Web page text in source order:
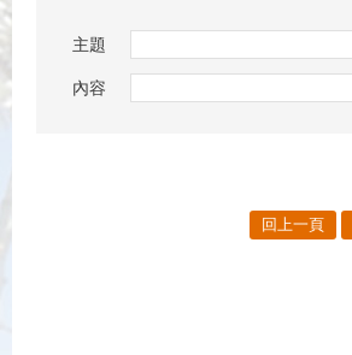
主題
內容
回上一頁